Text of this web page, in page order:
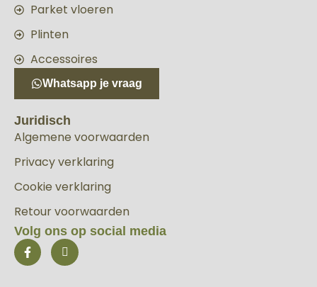
Parket vloeren
Plinten
Accessoires
Whatsapp je vraag
Juridisch
Algemene voorwaarden
Privacy verklaring
Cookie verklaring
Retour voorwaarden
Volg ons op social media